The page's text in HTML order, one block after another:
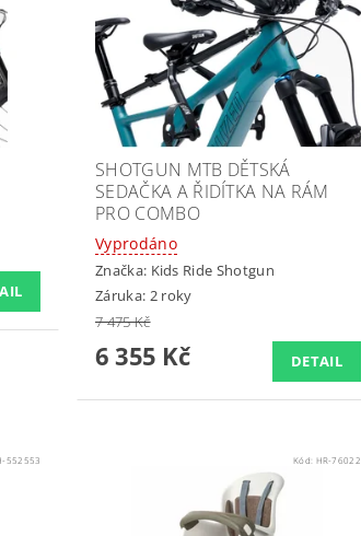
SHOTGUN MTB DĚTSKÁ
SEDAČKA A ŘIDÍTKA NA RÁM
PRO COMBO
Vyprodáno
Značka: Kids Ride Shotgun
Záruka: 2 roky
7 475 Kč
6 355 Kč DETAIL
552553 Kód: HR-76022